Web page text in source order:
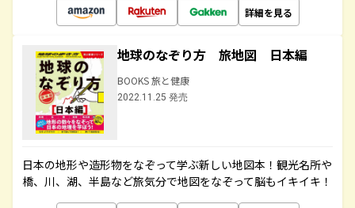
詳細を見る
地球のなぞり方 旅地図 日本編
BOOKS 旅と健康
2022.11.25 発売
日本の地形や造形物をなぞって学ぶ新しい地図本！観光名所や
橋、川、湖、半島など旅気分で地図をなぞって脳もイキイキ！